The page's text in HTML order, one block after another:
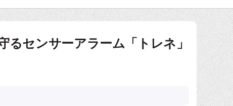
るセンサーアラーム「トレネ」